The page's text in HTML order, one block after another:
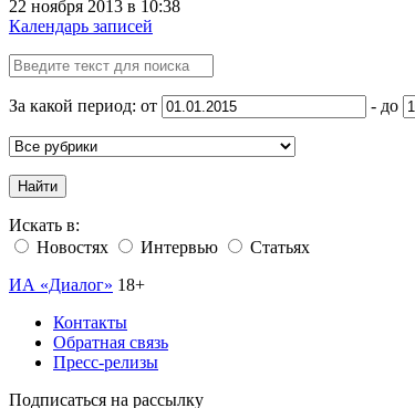
22 ноября 2013 в 10:38
Календарь записей
За какой период: от - до
Найти
Искать в:
Новостях
Интервью
Статьях
ИА «Диалог» 18+
Контакты
Обратная связь
Пресс-релизы
Подписаться на рассылку